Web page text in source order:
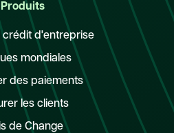
Produits
crédit d'entreprise
mondiales
des paiements
les clients
de Change